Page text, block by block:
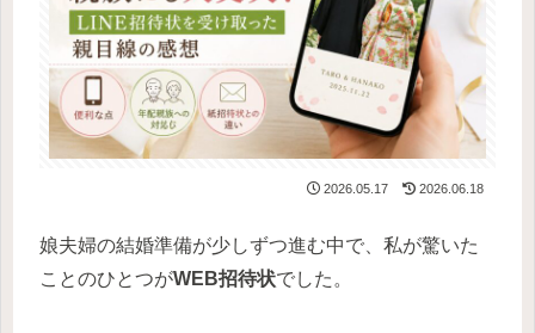
2026.05.17 2026.06.18
娘夫婦の結婚準備が少しずつ進む中で、私が驚いた
ことのひとつがWEB招待状でした。